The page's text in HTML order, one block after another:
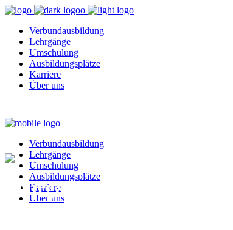
Verbundausbildung
Lehrgänge
Umschulung
Ausbildungsplätze
Karriere
Über uns
Verbundausbildung
Lehrgänge
Umschulung
Ausbildungsplätze
Karriere
Über uns
Lehrgänge